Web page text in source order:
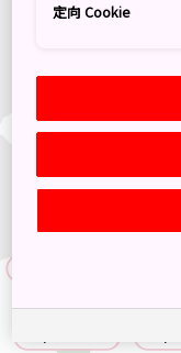
金澤, 3月29日
大阪, 3月26日
定向 Cookie